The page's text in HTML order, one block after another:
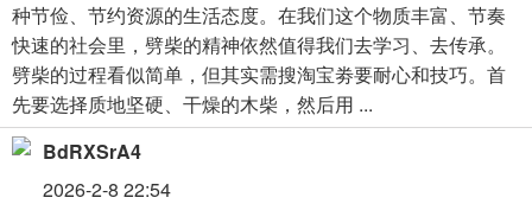
种节俭、节约资源的生活态度。在我们这个物质丰富、节奏
快速的社会里，劈柴的精神依然值得我们去学习、去传承。
劈柴的过程看似简单，但其实需搜淘宝劵要耐心和技巧。首
先要选择质地坚硬、干燥的木柴，然后用 ...
BdRXSrA4
2026-2-8 22:54